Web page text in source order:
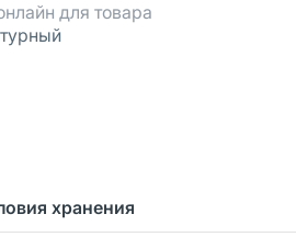
для товара
хранения